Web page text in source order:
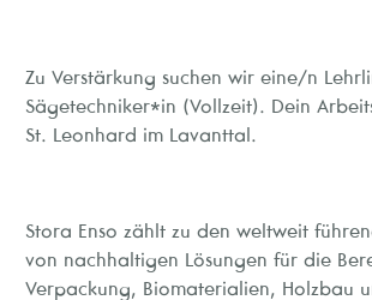
Zu Verstärkung suchen wir eine/n
Sägetechniker*in (Vollzeit). Dein
St. Leonhard im Lavanttal.
Stora Enso zählt zu den weltweit
von nachhaltigen Lösungen für die
Verpackung, Biomaterialien, Holzbau